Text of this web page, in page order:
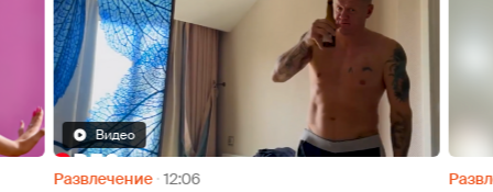
Видео
Развлечение 12:06